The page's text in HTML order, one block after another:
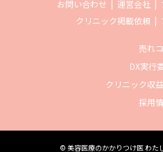
お問い合わせ 運営会社
クリニック掲載依頼
売れ
DX実行
クリニック収
採用
© 美容医療のかかりつけ医 わた